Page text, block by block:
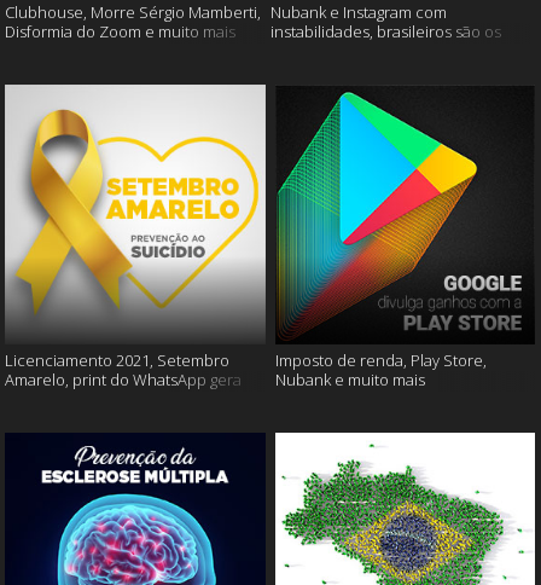
Clubhouse, Morre Sérgio Mamberti,
Disformia do Zoom e muito mais
Nubank e Instagram com
instabilidades, brasileiros são os
Licenciamento 2021, Setembro
Amarelo, print do WhatsApp gera
Imposto de renda, Play Store,
Nubank e muito mais